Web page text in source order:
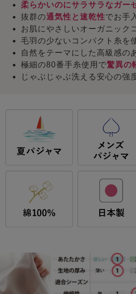
柔らかいのにサラサラなガー
抜群の通気性と速乾性でお手
お肌にやさしいオーガニック
毛羽の少ないコンパクト糸を
自然をテーマにした高級感の
極細の80番手糸使用で驚異の
じゃぶじゃぶ洗える安心の強